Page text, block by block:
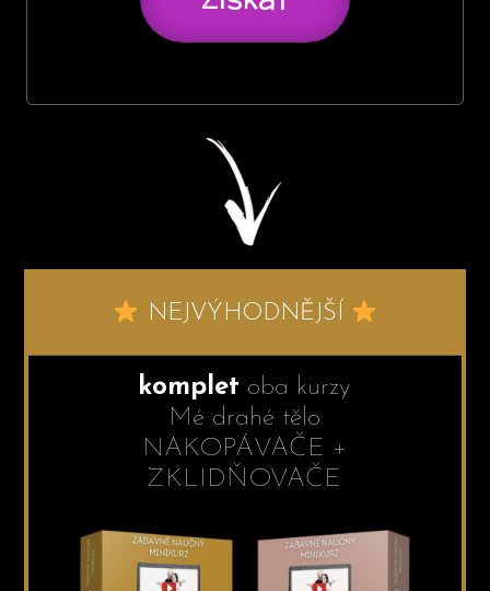
NEJVÝHODNĚJŠÍ
komplet oba kurzy
Mé drahé tělo
NAKOPÁVAČE +
ZKLIDŇOVAČE